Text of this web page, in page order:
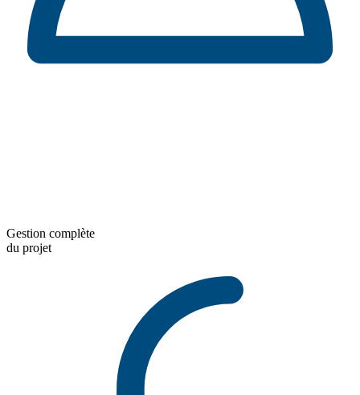
Gestion complète
du projet